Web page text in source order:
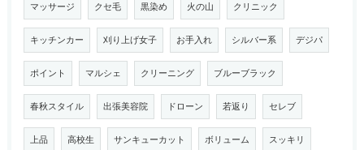
マッサージ クセ毛 黒染め 火の山 クリニック
キッチンカー 刈り上げ女子 お手入れ シルバー系 デジパ
ポイント マルシェ クリーニング ブルーブラック
春秋スタイル 出張美容院 ドローン 若返り セレブ
上品 高校生 サンキューカット ボリューム スッキリ